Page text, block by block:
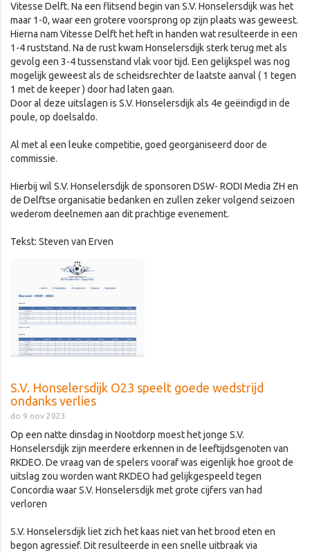
Vitesse Delft. Na een flitsend begin van S.V. Honselersdijk was het
maar 1-0, waar een grotere voorsprong op zijn plaats was geweest.
Hierna nam Vitesse Delft het heft in handen wat resulteerde in een
1-4 ruststand. Na de rust kwam Honselersdijk sterk terug met als
gevolg een 3-4 tussenstand vlak voor tijd. Een gelijkspel was nog
mogelijk geweest als de scheidsrechter de laatste aanval ( 1 tegen
1 met de keeper ) door had laten gaan.
Door al deze uitslagen is S.V. Honselersdijk als 4e geëindigd in de
poule, op doelsaldo.
Al met al een leuke competitie, goed georganiseerd door de
commissie.
Hierbij wil S.V. Honselersdijk de sponsoren DSW- RODI Media ZH en
de Delftse organisatie bedanken en zullen zeker volgend seizoen
wederom deelnemen aan dit prachtige evenement.
Tekst: Steven van Erven
S.V. Honselersdijk O23 speelt goede wedstrijd
ondanks verlies
do 9 nov 2023
Op een natte dinsdag in Nootdorp moest het jonge S.V.
Honselersdijk zijn meerdere erkennen in de leeftijdsgenoten van
RKDEO. De vraag van de spelers vooraf was eigenlijk hoe groot de
uitslag zou worden want RKDEO had gelijkgespeeld tegen
Concordia waar S.V. Honselersdijk met grote cijfers van had
verloren
S.V. Honselersdijk liet zich het kaas niet van het brood eten en
begon agressief. Dit resulteerde in een snelle uitbraak via